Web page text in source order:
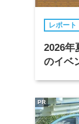
レポート
2026年
のイベ
PR